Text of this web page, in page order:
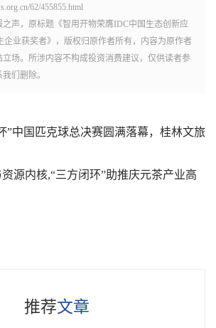
62/455855.html
声，原标题《智用开物荣膺IDC中国生态创新应
企业获奖者》，版权归原作者所有，内容为原作者
场。所涉内容不构成投资消费建议，仅供读者参
们删除。
”中国匹克球总决赛圆满落幕，桂林文旅
源内核,“三方闭环”助推庆元茶产业高
推荐文章